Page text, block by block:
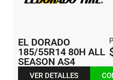
EL DORADO
185/55R14 80H ALL
SEASON AS4
VER DETALLES